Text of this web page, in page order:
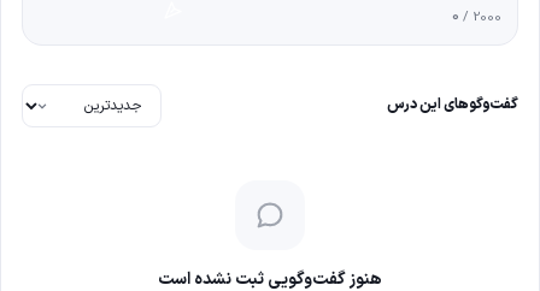
0 / 2000
گفت‌وگوهای این درس
هنوز گفت‌وگویی ثبت نشده است